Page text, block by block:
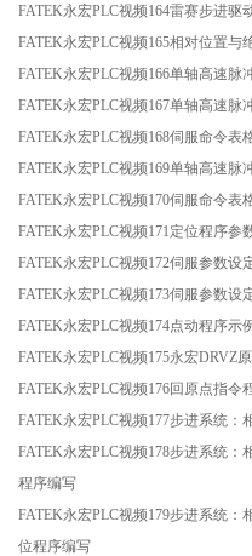
FATEK永宏PLC视频164雷赛步进驱
FATEK永宏PLC视频165相对位置与
FATEK永宏PLC视频166单轴高速脉
FATEK永宏PLC视频167单轴高速脉
FATEK永宏PLC视频168伺服命令表
FATEK永宏PLC视频169单轴高速脉
FATEK永宏PLC视频170伺服命令表
FATEK永宏PLC视频171定位程序参
FATEK永宏PLC视频172伺服参数设
FATEK永宏PLC视频173伺服参数设
FATEK永宏PLC视频174点动程序示
FATEK永宏PLC视频175永宏DRVZ
FATEK永宏PLC视频176回原点指令
FATEK永宏PLC视频177步进系统：
FATEK永宏PLC视频178步进系统
程序编写
FATEK永宏PLC视频179步进系统
位程序编写